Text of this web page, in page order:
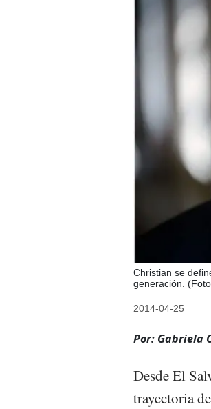
Christian se
generación.
2014-04-25
Por: Gabriela
Desde El
trayectoria